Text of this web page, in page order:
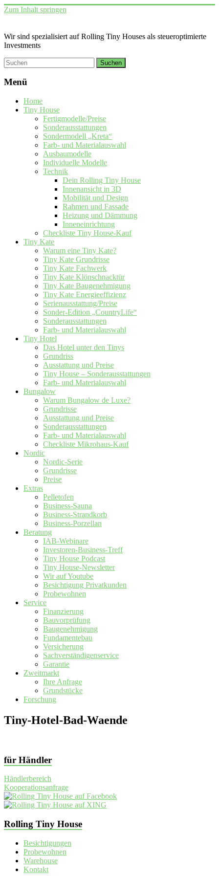
Zum Inhalt springen
Wir sind spezialisiert auf Rolling Tiny Houses als steueroptimierte
Investments
Menü
Home
Tiny House
Fertigmodelle/Preise
Sonderausstattungen
Sondermodell „Kreta“
Farb- und Materialauswahl
Ausbaumodelle
Individuelle Modelle
Technik
Dein Rolling Tiny House
Innenansicht in 3D
Mobilität und Design
Rahmen und Fassade
Heizung und Dämmung
Inneneinrichtung
Checkliste Tiny House-Kauf
Tiny Kate
Warum eine Tiny Kate?
Tiny Kate Grundrisse
Tiny Kate Fachwerk
Tiny Kate Klönschnacktür
Tiny Kate Baugenehmigung
Tiny Kate Energieeffizienz
Serienausstattung/Preise
Sonder-Edition „CountryLife“
Sonderausstattungen
Farb- und Materialauswahl
Tiny Hotel
Das Hotel unter den Tinys
Grundriss
Ausstattung und Preise
Tiny House – Sonderausstattungen
Farb- und Materialauswahl
Bungalow
Warum Bungalow de Luxe?
Grundrisse
Ausstattung und Preise
Sonderausstattungen
Farb- und Materialauswahl
Checkliste Mikrohaus-Kauf
Nordic
Nordic-Serie
Grundrisse
Preise
Extras
Pelletofen
Business-Sauna
Business-Strandkorb
Business-Porzellan
Beratung
IAB-Webinare
Investoren-Business-Treff
Tiny House Podcast
Tiny House-Newsletter
Wir auf Youtube
Besichtigung Privatkunden
Probewohnen
Service
Finanzierung
Bauvorprüfung
Baugenehmigung
Fundamentebau
Versicherung
Sachverständigenservice
Garantie
Zweitmarkt
Ihre Anfrage
Grundstücke
Forschung
Tiny-Hotel-Bad-Waende
für Händler
Händlerbereich
Kooperationsanfrage
Rolling Tiny House
Besichtigungen
Probewohnen
Warehouse
Kontakt